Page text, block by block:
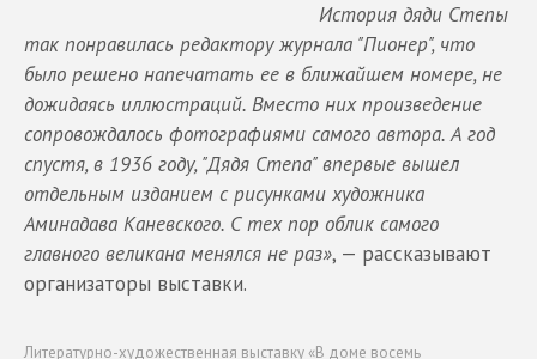
История дяди Степы
так понравилась редактору журнала "Пионер", что
было решено напечатать ее в ближайшем номере, не
дожидаясь иллюстраций. Вместо них произведение
сопровождалось фотографиями самого автора. А год
спустя, в 1936 году, "Дядя Степа" впервые вышел
отдельным изданием с рисунками художника
Аминадава Каневского. С тех пор облик самого
главного великана менялся не раз», — рассказывают
организаторы выставки.
Литературно-художественная выставку «В доме восемь